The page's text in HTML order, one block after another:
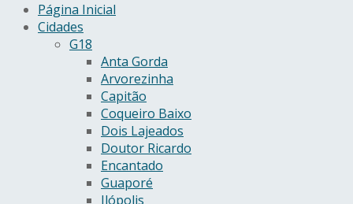
Página Inicial
Cidades
G18
Anta Gorda
Arvorezinha
Capitão
Coqueiro Baixo
Dois Lajeados
Doutor Ricardo
Encantado
Guaporé
Ilópolis